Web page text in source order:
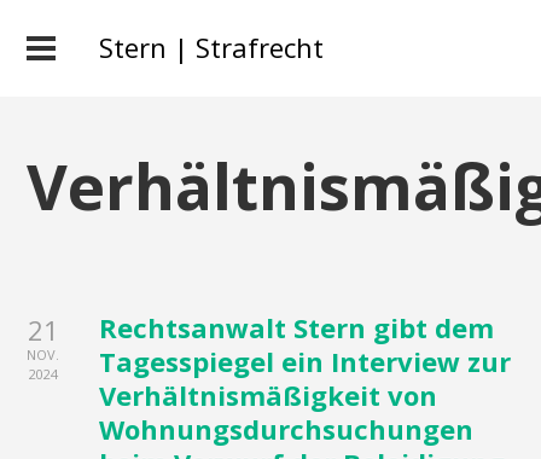
Stern | Strafrecht
21
NOV.
2024
Rechtsanwalt Stern gibt dem
Tagesspiegel ein Interview zur
Verhältnismäßigkeit von
Wohnungsdurchsuchungen